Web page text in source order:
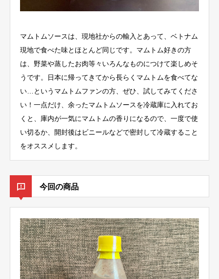
マムトムソースは、現地社からの輸入とあって、ベトナム
現地で食べた味とほとんど同じです。マムトム好きの方
は、野菜や蒸したお肉等々いろんなものにつけて楽しめそ
うです。日本に帰ってきてから長らくマムトムを食べてな
い…というマムトムファンの方、ぜひ、試してみてくださ
い！一点だけ、余ったマムトムソースを冷蔵庫に入れてお
くと、庫内が一気にマムトムの香りになるので、一度で使
い切るか、開封後はビニールなどで密封して冷蔵すること
をオススメします。
今回の商品